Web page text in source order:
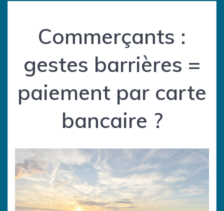
Commerçants :
gestes barrières =
paiement par carte
bancaire ?